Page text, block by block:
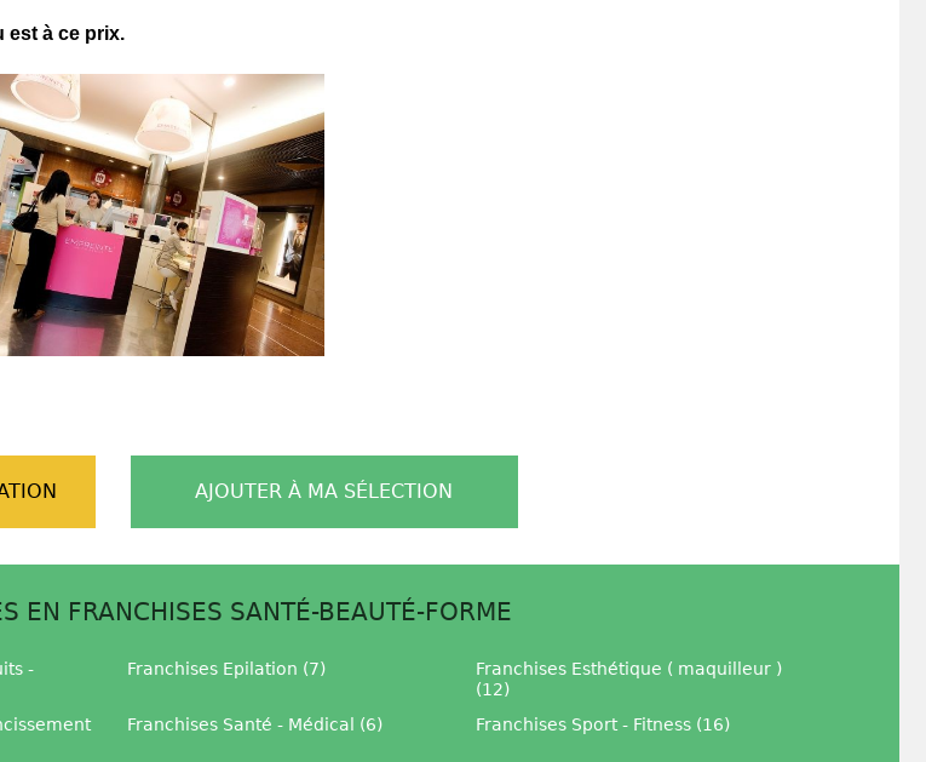
est à ce prix.
AJOUTER À MA SÉLECTION
EN FRANCHISES SANTÉ-BEAUTÉ-FORME
-
Franchises Epilation (7)
Franchises Esthétique ( maquilleur )
(12)
Franchises Santé - Médical (6) Franchises Sport - Fitness (16)